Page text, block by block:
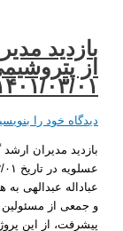
مدیران
مهر
۰۳/۰۱
خود را بنویسید /
مدیران ارشد گروه
عبدالهی به همراه
از مسئولین شرکت مهر
از این پروژه دیدن کردند. (۱ از